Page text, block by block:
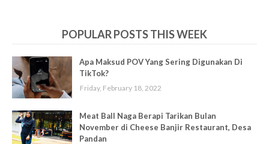
POPULAR POSTS THIS WEEK
Apa Maksud POV Yang Sering Digunakan Di
TikTok?
Friday, February 18, 2022
Meat Ball Naga Berapi Tarikan Bulan
November di Cheese Banjir Restaurant, Desa
Pandan